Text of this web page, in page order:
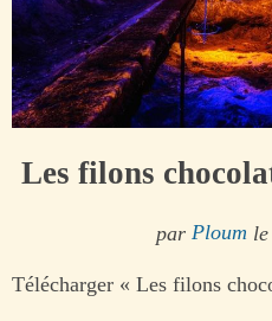
Les filons
par Ploum
Télécharger « Les filons